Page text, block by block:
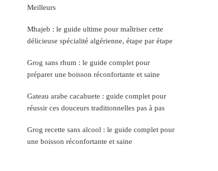
Meilleurs
Mhajeb : le guide ultime pour maîtriser cette
délicieuse spécialité algérienne, étape par étape
Grog sans rhum : le guide complet pour
préparer une boisson réconfortante et saine
Gateau arabe cacahuete : guide complet pour
réussir ces douceurs traditionnelles pas à pas
Grog recette sans alcool : le guide complet pour
une boisson réconfortante et saine